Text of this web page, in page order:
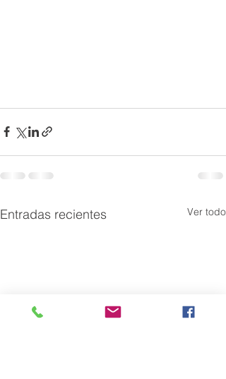
Entradas recientes Ver todo